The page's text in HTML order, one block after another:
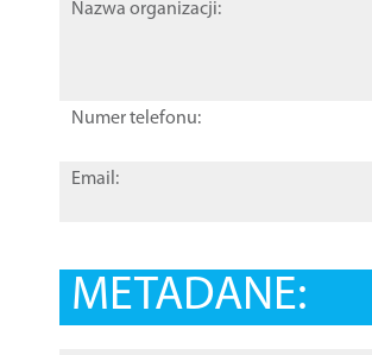
Nazwa organizacji:
Numer telefonu:
Email:
METADANE: